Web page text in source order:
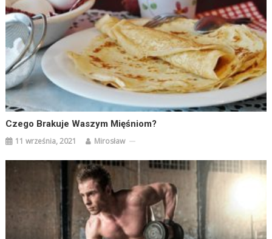
Czego Brakuje Waszym Mięśniom?
11 września, 2021 Mirosław